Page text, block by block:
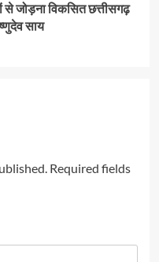
से जोड़ना विकसित छत्तीसगढ़
साय
Required fields